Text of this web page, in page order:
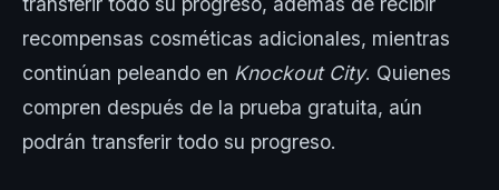
recompensas cosméticas adicionales, mientras
continúan peleando en Knockout City. Quienes
compren después de la prueba gratuita, aún
podrán transferir todo su progreso.